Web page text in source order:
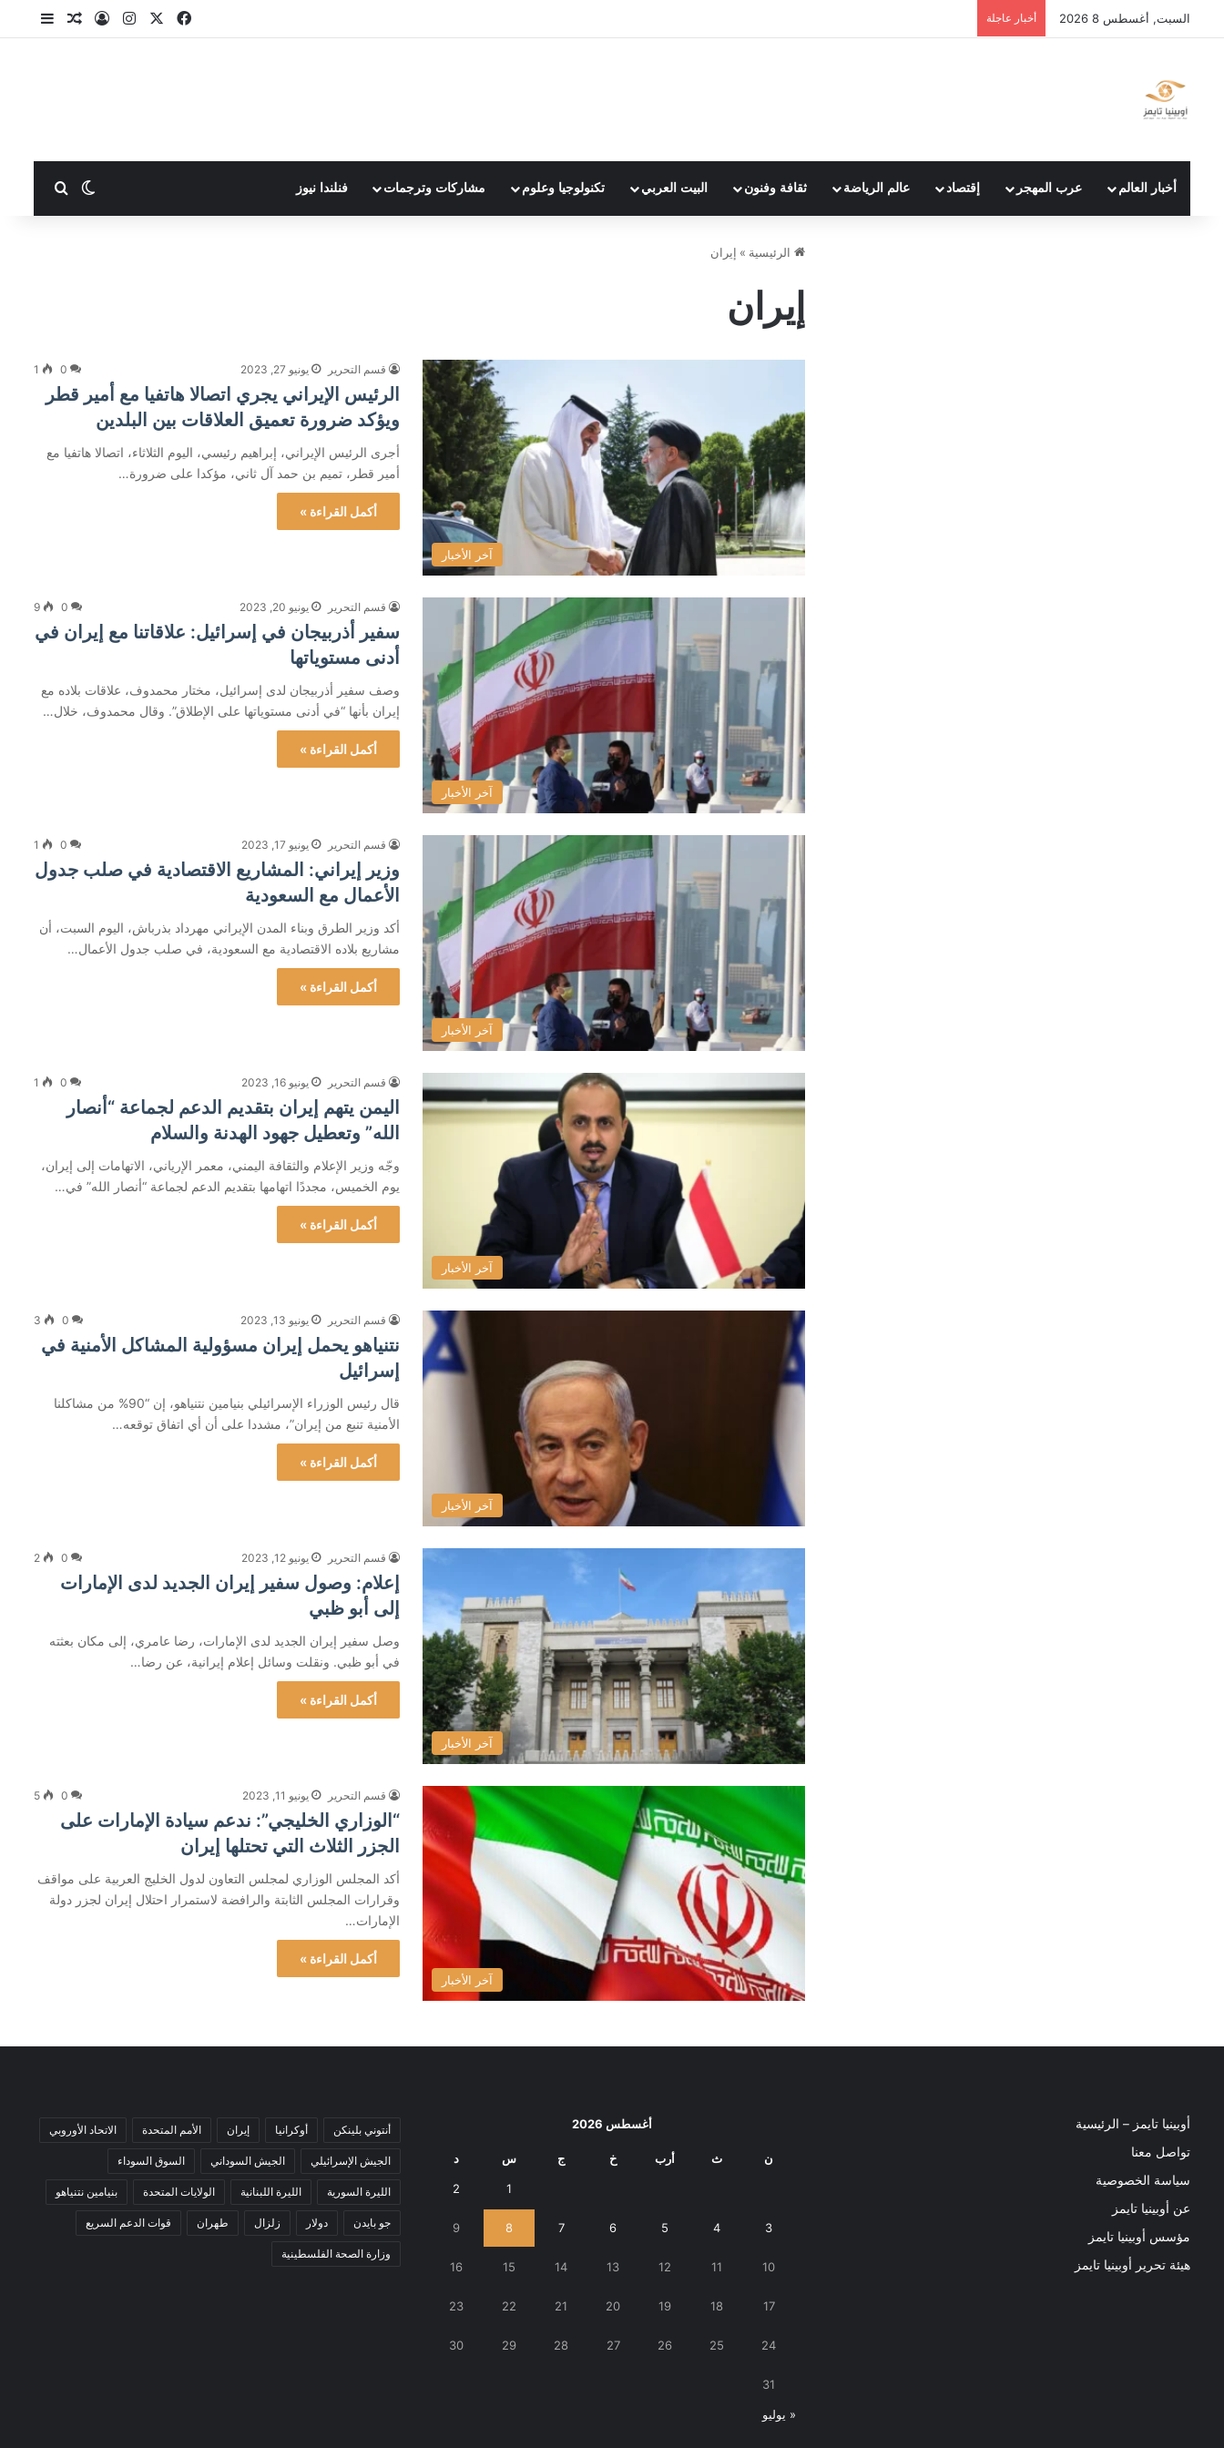
السبت, أغسطس 8 2026 أخبار عاجلة فيسبوك انستقرامتسجيل الدخول
مقالإضافة
أخبار العالم عرب المهجر إقتصاد عالم الرياضة ثقافة وفنون البيت العربي تكنولوجيا وعلوم مشاركات وترجمات فنلندا نيوز الوضعبحث عن
الرئيسية » إيران
إيران
آخر الأخبار
قسم التحرير يونيو 27, 2023 0
1
الرئيس الإيراني يجري اتصالا هاتفيا مع أمير قطر
ويؤكد ضرورة تعميق العلاقات بين البلدين
أجرى الرئيس الإيراني، إبراهيم رئيسي، اليوم الثلاثاء، اتصالا هاتفيا مع
أمير قطر، تميم بن حمد آل ثاني، مؤكدا على ضرورة…
أكمل القراءة »
آخر الأخبار
قسم التحرير يونيو 20, 2023 0
9
سفير أذربيجان في إسرائيل: علاقاتنا مع إيران في
أدنى مستوياتها
وصف سفير أذربيجان لدى إسرائيل، مختار محمدوف، علاقات بلاده مع
إيران بأنها “في أدنى مستوياتها على الإطلاق”. وقال محمدوف، خلال…
أكمل القراءة »
آخر الأخبار
قسم التحرير يونيو 17, 2023 0
1
وزير إيراني: المشاريع الاقتصادية في صلب جدول
الأعمال مع السعودية
أكد وزير الطرق وبناء المدن الإيراني مهرداد بذرباش، اليوم السبت، أن
مشاريع بلاده الاقتصادية مع السعودية، في صلب جدول الأعمال…
أكمل القراءة »
آخر الأخبار
قسم التحرير يونيو 16, 2023 0
1
اليمن يتهم إيران بتقديم الدعم لجماعة “أنصار
الله” وتعطيل جهود الهدنة والسلام
وجّه وزير الإعلام والثقافة اليمني، معمر الإرياني، الاتهامات إلى إيران،
يوم الخميس، مجددًا اتهامها بتقديم الدعم لجماعة “أنصار الله” في…
أكمل القراءة »
آخر الأخبار
قسم التحرير يونيو 13, 2023 0
3
نتنياهو يحمل إيران مسؤولية المشاكل الأمنية في
إسرائيل
قال رئيس الوزراء الإسرائيلي بنيامين نتنياهو، إن “90% من مشاكلنا
الأمنية تنبع من إيران”، مشددا على أن أي اتفاق توقعه…
أكمل القراءة »
آخر الأخبار
قسم التحرير يونيو 12, 2023 0
2
إعلام: وصول سفير إيران الجديد لدى الإمارات
إلى أبو ظبي
وصل سفير إيران الجديد لدى الإمارات، رضا عامري، إلى مكان بعثته
في أبو ظبي. ونقلت وسائل إعلام إيرانية، عن رضا…
أكمل القراءة »
آخر الأخبار
قسم التحرير يونيو 11, 2023 0
5
“الوزاري الخليجي”: ندعم سيادة الإمارات على
الجزر الثلاث التي تحتلها إيران
أكد المجلس الوزاري لمجلس التعاون لدول الخليج العربية على مواقف
وقرارات المجلس الثابتة والرافضة لاستمرار احتلال إيران لجزر دولة
الإمارات…
أكمل القراءة »
أوبينيا تايمز – الرئيسية
تواصل معنا
سياسة الخصوصية
عن أوبينيا تايمز
مؤسس أوبينيا تايمز
هيئة تحرير أوبينيا تايمز
أغسطس 2026
ن ث أرب خ ج س د
1
2
3
4
5
6
7
8
9
10
11
12
13
14
15
16
17
18
19
20
21
22
23
24
25
26
27
28
29
30
31
« يوليو
أنتوني بلينكن أوكرانيا إيران الأمم المتحدة الاتحاد الأوروبي
الجيش الإسرائيلي الجيش السوداني السوق السوداء
الليرة السورية الليرة اللبنانية الولايات المتحدة بنيامين نتنياهو
جو بايدن دولار زلزال طهران قوات الدعم السريع
وزارة الصحة الفلسطينية